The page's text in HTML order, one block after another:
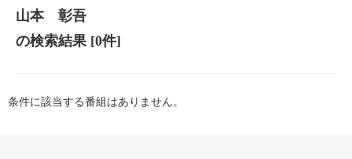
山本 彰吾
の検索結果[0件]
条件に該当する番組はありません。